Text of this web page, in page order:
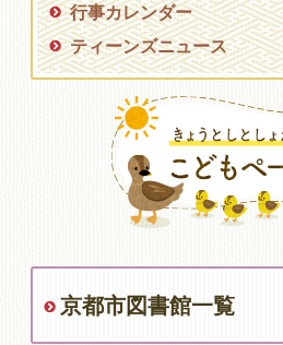
行事カレンダー
ティーンズニュース
京都市図書館一覧